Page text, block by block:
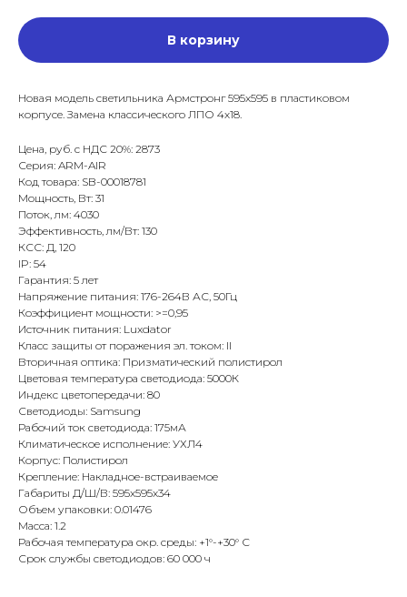
В корзину
Новая модель светильника Армстронг 595x595 в пластиковом
корпусе. Замена классического ЛПО 4х18.
Цена, руб. с НДС 20%: 2873
Серия: ARM-AIR
Код товара: SB-00018781
Мощность, Вт: 31
Поток, лм: 4030
Эффективность, лм/Вт: 130
КСС: Д, 120
IP: 54
Гарантия: 5 лет
Напряжение питания: 176-264В АС, 50Гц
Коэффициент мощности: >=0,95
Источник питания: Luxdator
Класс защиты от поражения эл. током: II
Вторичная оптика: Призматический полистирол
Цветовая температура светодиода: 5000К
Индекс цветопередачи: 80
Светодиоды: Samsung
Рабочий ток светодиода: 175мА
Климатическое исполнение: УХЛ4
Корпус: Полистирол
Крепление: Накладное-встраиваемое
Габариты Д/Ш/В: 595x595x34
Объем упаковки: 0.01476
Масса: 1.2
Рабочая температура окр. среды: +1°-+30° С
Срок службы светодиодов: 60 000 ч